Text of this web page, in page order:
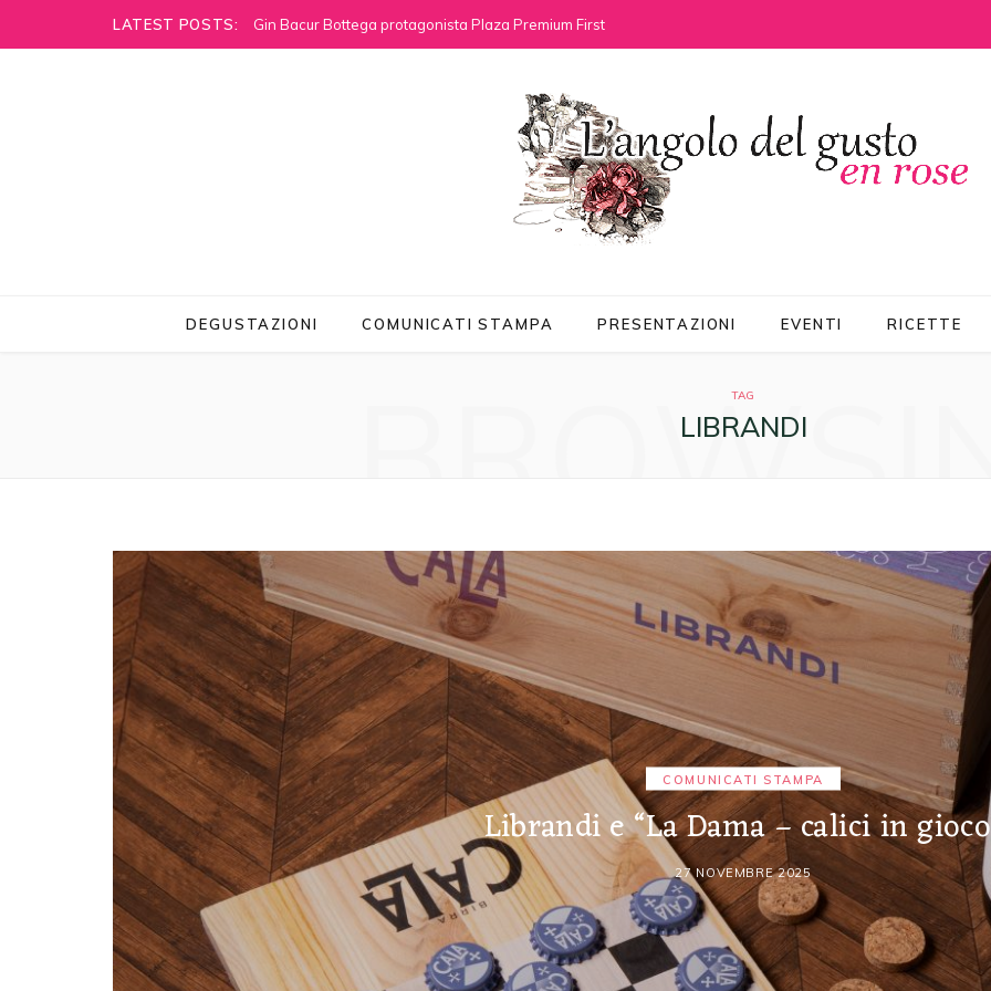
LATEST POSTS: Gin Bacur Bottega protagonista Plaza Premium First
DEGUSTAZIONI COMUNICATI STAMPA PRESENTAZIONI EVENTI RICETTE
TAG
LIBRANDI
COMUNICATI STAMPA
Librandi e “La Dama – calici in
27 NOVEMBRE 2025